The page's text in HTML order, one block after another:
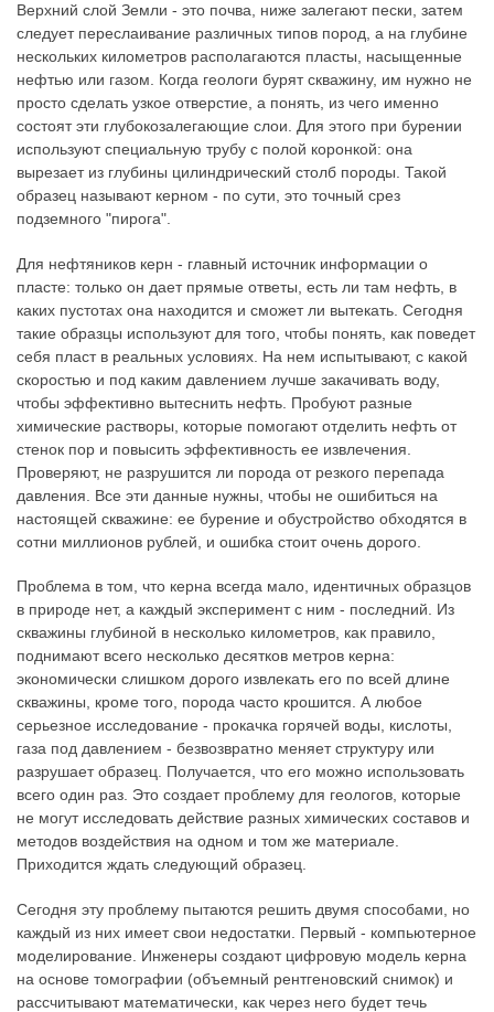
Верхний слой Земли - это почва, ниже залегают пески, затем
следует переслаивание различных типов пород, а на глубине
нескольких километров располагаются пласты, насыщенные
нефтью или газом. Когда геологи бурят скважину, им нужно не
просто сделать узкое отверстие, а понять, из чего именно
состоят эти глубокозалегающие слои. Для этого при бурении
используют специальную трубу с полой коронкой: она
вырезает из глубины цилиндрический столб породы. Такой
образец называют керном - по сути, это точный срез
подземного "пирога".
Для нефтяников керн - главный источник информации о
пласте: только он дает прямые ответы, есть ли там нефть, в
каких пустотах она находится и сможет ли вытекать. Сегодня
такие образцы используют для того, чтобы понять, как поведет
себя пласт в реальных условиях. На нем испытывают, с какой
скоростью и под каким давлением лучше закачивать воду,
чтобы эффективно вытеснить нефть. Пробуют разные
химические растворы, которые помогают отделить нефть от
стенок пор и повысить эффективность ее извлечения.
Проверяют, не разрушится ли порода от резкого перепада
давления. Все эти данные нужны, чтобы не ошибиться на
настоящей скважине: ее бурение и обустройство обходятся в
сотни миллионов рублей, и ошибка стоит очень дорого.
Проблема в том, что керна всегда мало, идентичных образцов
в природе нет, а каждый эксперимент с ним - последний. Из
скважины глубиной в несколько километров, как правило,
поднимают всего несколько десятков метров керна:
экономически слишком дорого извлекать его по всей длине
скважины, кроме того, порода часто крошится. А любое
серьезное исследование - прокачка горячей воды, кислоты,
газа под давлением - безвозвратно меняет структуру или
разрушает образец. Получается, что его можно использовать
всего один раз. Это создает проблему для геологов, которые
не могут исследовать действие разных химических составов и
методов воздействия на одном и том же материале.
Приходится ждать следующий образец.
Сегодня эту проблему пытаются решить двумя способами, но
каждый из них имеет свои недостатки. Первый - компьютерное
моделирование. Инженеры создают цифровую модель керна
на основе томографии (объемный рентгеновский снимок) и
рассчитывают математически, как через него будет течь